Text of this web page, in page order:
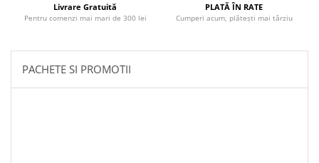
Livrare Gratuită
Pentru comenzi mai mari de 300 lei
PLATĂ ÎN RATE
Cumperi acum, plătești mai târziu
PACHETE SI PROMOTII